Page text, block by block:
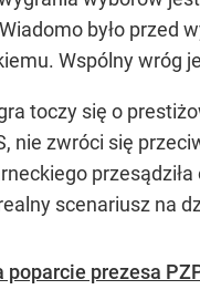
było
Wspólny wróg
toczy się o
nie zwróci się
scenariusz na
prezesa